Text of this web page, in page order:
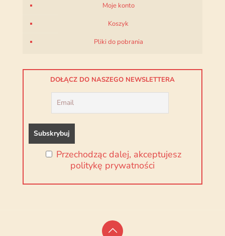
Moje konto
Koszyk
Pliki do pobrania
DOŁĄCZ DO NASZEGO NEWSLETTERA
Przechodząc dalej, akceptujesz
politykę prywatności